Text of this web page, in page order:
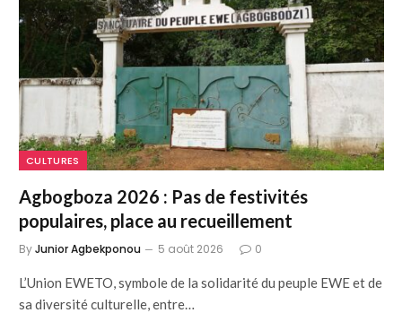
CULTURES
Agbogboza 2026 : Pas de festivités
populaires, place au recueillement
ByJunior Agbekponou 5 août 2026 0
L’Union EWETO, symbole de la solidarité du peuple EWE et de
sa diversité culturelle, entre…